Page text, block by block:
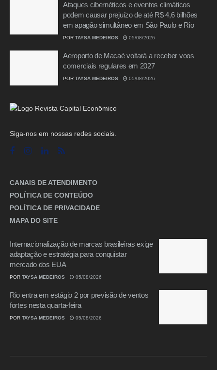
Ataques cibernéticos e eventos climáticos
podem causar prejuízo de até R$ 4,6 bilhões
em apagão simultâneo em São Paulo e Rio
POR TAYSA MEDEIROS 05/08/2026
Aeroporto de Macaé voltará a receber voos
comerciais regulares em 2027
POR TAYSA MEDEIROS 05/08/2026
Siga-nos em nossas redes sociais.
CANAIS DE ATENDIMENTO
POLÍTICA DE CONTEÚDO
POLÍTICA DE PRIVACIDADE
MAPA DO SITE
Internacionalização de marcas brasileiras exige
adaptação e estratégia para conquistar
mercado dos EUA
POR TAYSA MEDEIROS 05/08/2026
Rio entra em estágio 2 por previsão de ventos
fortes nesta quarta-feira
POR TAYSA MEDEIROS 05/08/2026